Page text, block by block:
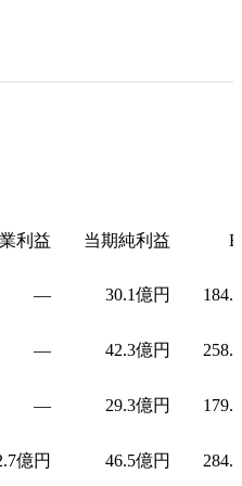
利益 当期純利益
— 30.1億円
— 42.3億円
— 29.3億円
億円 46.5億円